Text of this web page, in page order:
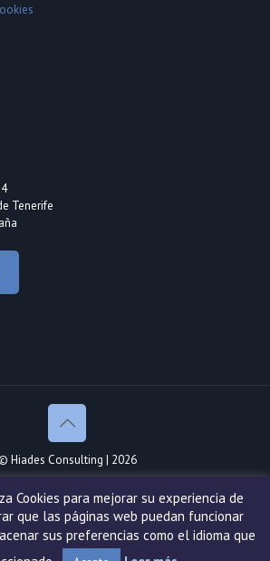
Tenerife
© Hiades Consulting | 2026
Cookies para mejorar su experiencia de
que las páginas web puedan funcionar
sus preferencias como el idioma que